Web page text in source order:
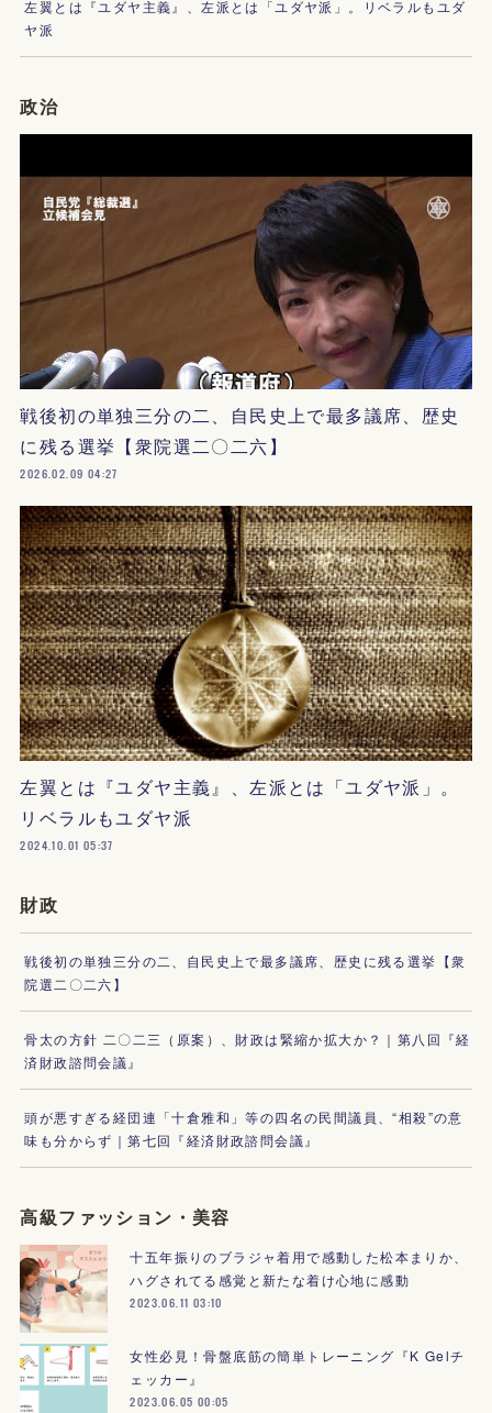
左翼とは『ユダヤ主義』、左派とは「ユダヤ派」。リベラルもユダ
ヤ派
政治
戦後初の単独三分の二、自民史上で最多議席、歴史
に残る選挙【衆院選二〇二六】
2026.02.09 04:27
左翼とは『ユダヤ主義』、左派とは「ユダヤ派」。
リベラルもユダヤ派
2024.10.01 05:37
財政
戦後初の単独三分の二、自民史上で最多議席、歴史に残る選挙【衆
院選二〇二六】
骨太の方針 二〇二三（原案）、財政は緊縮か拡大か？｜第八回『経
済財政諮問会議』
頭が悪すぎる経団連「十倉雅和」等の四名の民間議員、“相殺”の意
味も分からず｜第七回『経済財政諮問会議』
高級ファッション・美容
十五年振りのブラジャ着用で感動した松本まりか、
ハグされてる感覚と新たな着け心地に感動
2023.06.11 03:10
女性必見！骨盤底筋の簡単トレーニング『K Gelチ
ェッカー』
2023.06.05 00:05